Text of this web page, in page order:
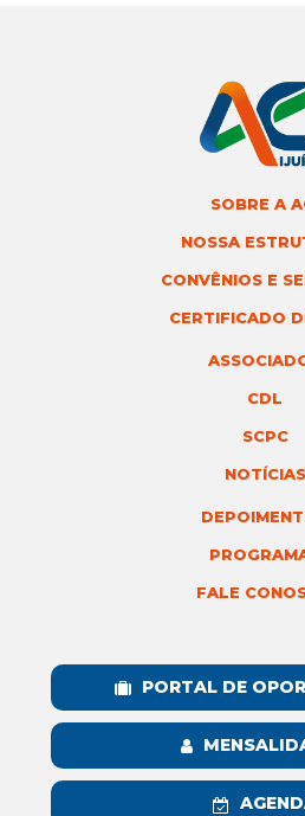
SOBRE A
NOSSA
CONVÊNIOS E
CERTIFICADO
CDL
SCPC
NOTÍCIAS
FALE
PORTAL DE